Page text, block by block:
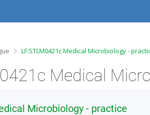
>
LF:STLM0421c Medical Microbiology -
Microbiology - practice